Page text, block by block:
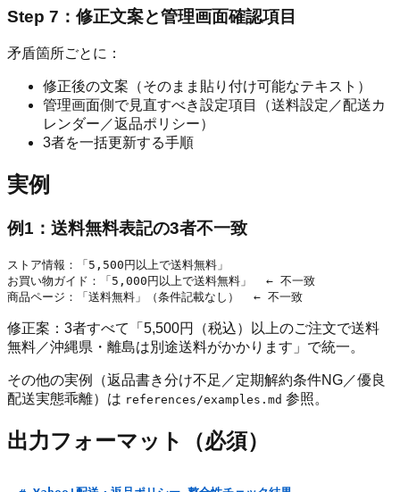
Step 7：修正文案と管理画面確認項目
矛盾箇所ごとに：
修正後の文案（そのまま貼り付け可能なテキスト）
管理画面側で見直すべき設定項目（送料設定／配送カ
レンダー／返品ポリシー）
3者を一括更新する手順
実例
例1：送料無料表記の3者不一致
ストア情報：「5,500円以上で送料無料」
お買い物ガイド：「5,000円以上で送料無料」  ← 不一致
修正案：3者すべて「5,500円（税込）以上のご注文で送料
無料／沖縄県・離島は別途送料がかかります」で統一。
その他の実例（返品書き分け不足／定期解約条件NG／優良
配送実態乖離）は references/examples.md 参照。
出力フォーマット（必須）